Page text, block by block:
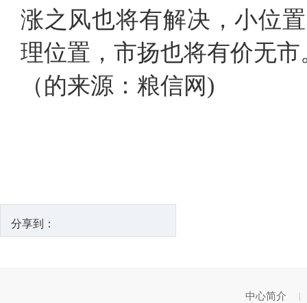
涨之风也将有解决，小位
理位置，市扬也将有价无市
（的来源：粮信网)
分享到：
中心简介